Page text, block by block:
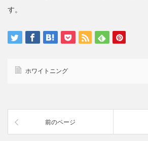
す。
ホワイトニング
前のページ